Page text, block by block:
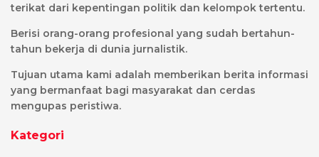
terikat dari kepentingan politik dan kelompok tertentu.
Berisi orang-orang profesional yang sudah bertahun-
tahun bekerja di dunia jurnalistik.
Tujuan utama kami adalah memberikan berita informasi
yang bermanfaat bagi masyarakat dan cerdas
mengupas peristiwa.
Kategori